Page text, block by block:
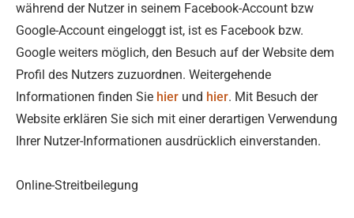
während der Nutzer in seinem Facebook-Account bzw
Google-Account eingeloggt ist, ist es Facebook bzw.
Google weiters möglich, den Besuch auf der Website dem
Profil des Nutzers zuzuordnen. Weitergehende
Informationen finden Sie hier und hier. Mit Besuch der
Website erklären Sie sich mit einer derartigen Verwendung
Ihrer Nutzer-Informationen ausdrücklich einverstanden.
Online-Streitbeilegung